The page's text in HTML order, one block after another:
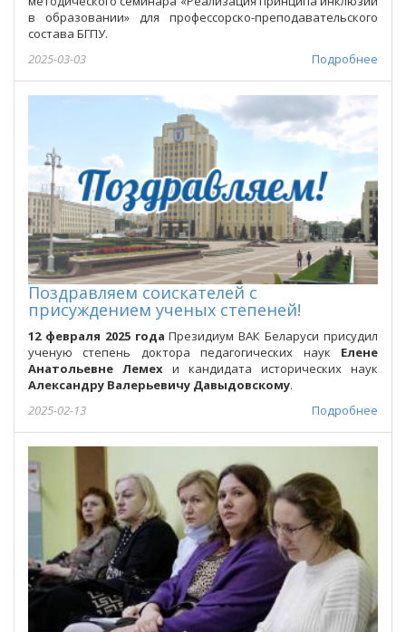
в образовании» для профессорско-преподавательского
состава БГПУ.
Подробнее
2025-03-03
Поздравляем соискателей с
присуждением ученых степеней!
12 февраля 2025 года Президиум ВАК Беларуси присудил
ученую степень доктора педагогических наук Елене
Анатольевне Лемех и кандидата исторических наук
Александру Валерьевичу Давыдовскому.
Подробнее
2025-02-13